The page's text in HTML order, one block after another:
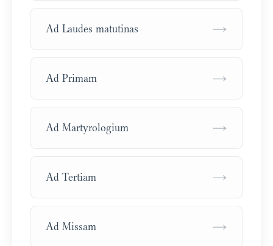
Ad Laudes matutinas →
Ad Primam →
Ad Martyrologium →
Ad Tertiam →
Ad Missam →